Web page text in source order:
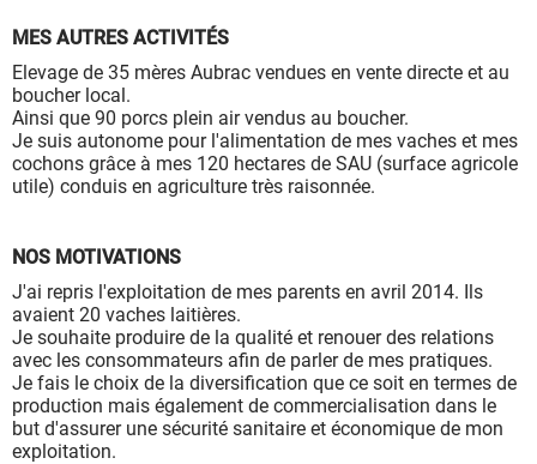
MES AUTRES ACTIVITÉS
Elevage de 35 mères Aubrac vendues en vente directe et au
boucher local.
Ainsi que 90 porcs plein air vendus au boucher.
Je suis autonome pour l'alimentation de mes vaches et mes
cochons grâce à mes 120 hectares de SAU (surface agricole
utile) conduis en agriculture très raisonnée.
NOS MOTIVATIONS
J'ai repris l'exploitation de mes parents en avril 2014. Ils
avaient 20 vaches laitières.
Je souhaite produire de la qualité et renouer des relations
avec les consommateurs afin de parler de mes pratiques.
Je fais le choix de la diversification que ce soit en termes de
production mais également de commercialisation dans le
but d'assurer une sécurité sanitaire et économique de mon
exploitation.